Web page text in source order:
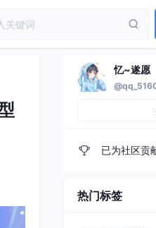
忆~遂愿
已为社区贡
热门标签